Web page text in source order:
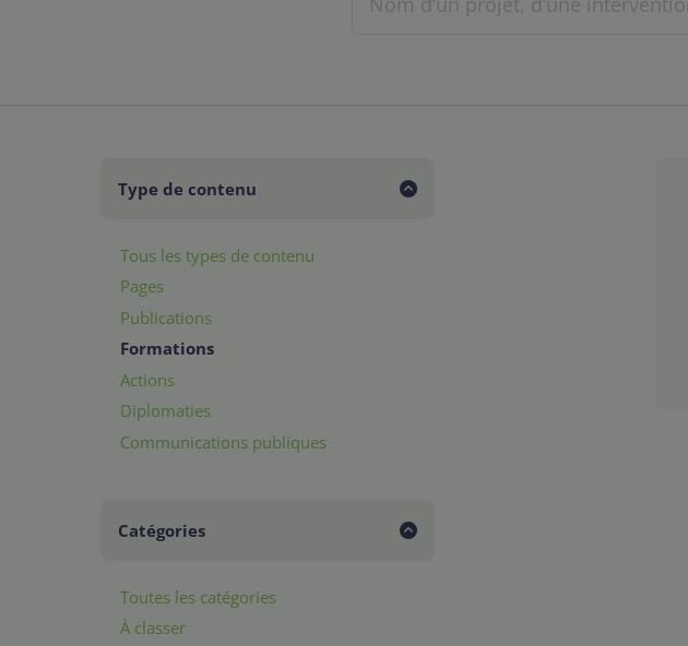
Type de contenu
Tous les types de contenu
Pages
Publications
Formations
Actions
Diplomaties
Communications publiques
Catégories
Toutes les catégories
À classer